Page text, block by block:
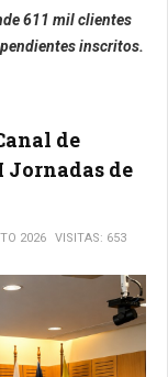
611 mil clientes
inscritos.
de
de
2026 VISITAS: 653